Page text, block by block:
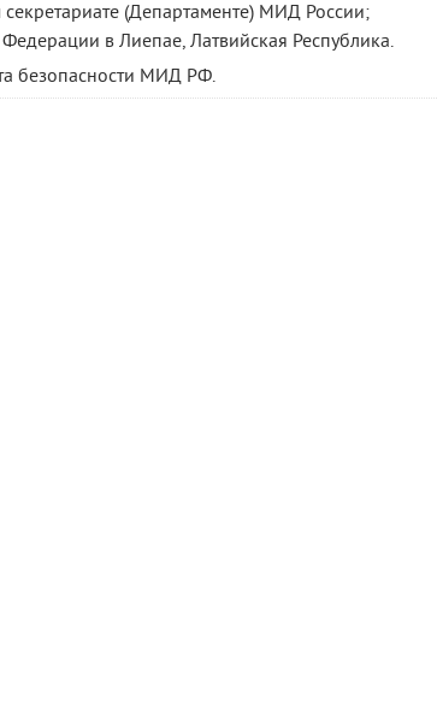
(Департаменте) МИД России;
в Лиепае, Латвийская Республика.
безопасности МИД РФ.